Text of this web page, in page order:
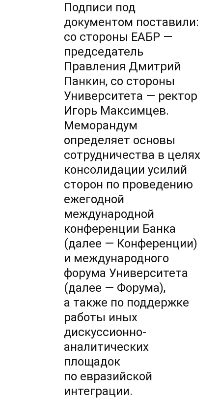
Подписи под
документом поставили:
со стороны ЕАБР —
председатель
Правления Дмитрий
Панкин, со стороны
Университета — ректор
Игорь Максимцев.
Меморандум
определяет основы
сотрудничества в целях
консолидации усилий
сторон по проведению
ежегодной
международной
конференции Банка
(далее — Конференции)
и международного
форума Университета
(далее — Форума),
а также по поддержке
работы иных
дискуссионно-
аналитических
площадок
по евразийской
интеграции.